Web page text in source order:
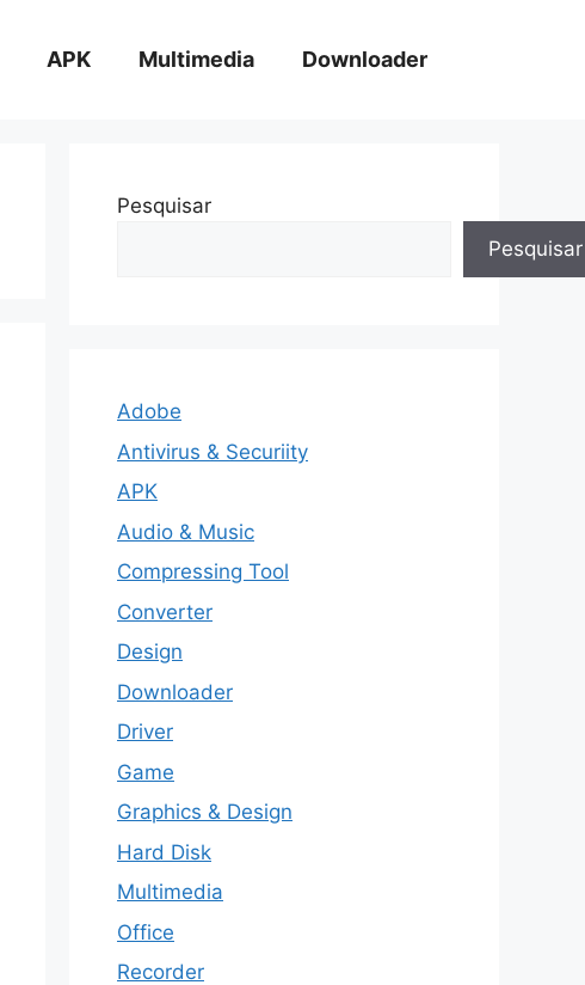
APK Multimedia Downloader
Pesquisar
Pesquisar
Adobe
Antivirus & Securiity
APK
Audio & Music
Compressing Tool
Converter
Design
Downloader
Driver
Game
Graphics & Design
Hard Disk
Multimedia
Office
Recorder